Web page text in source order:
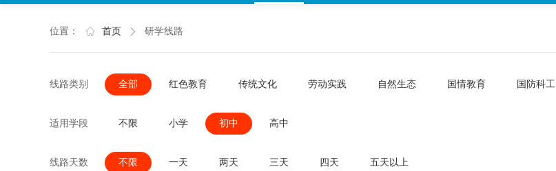
位置： 首页 研学线路
线路类别 全部 红色教育 传统文化 劳动实践 自然生态 国情教育 国防科工
适用学段 不限 小学 初中 高中
线路天数 不限 一天 两天 三天 四天 五天以上